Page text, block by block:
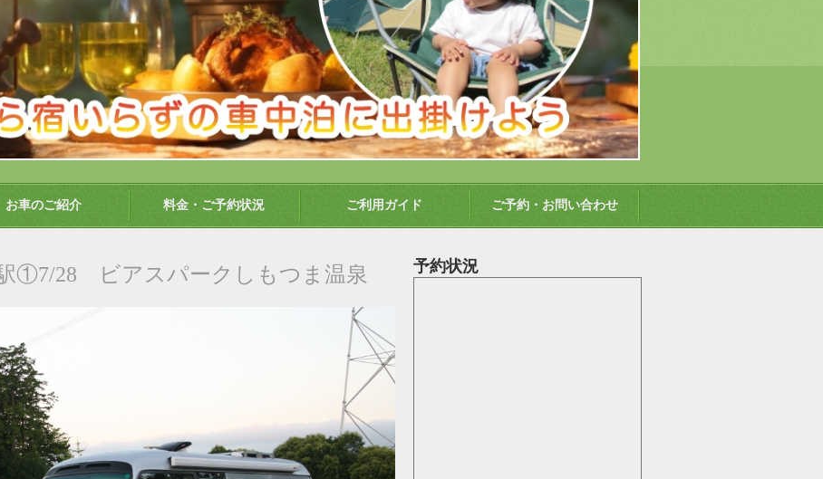
お車のご紹介 料金・ご予約状況 ご利用ガイド ご予約・お問い合わせ
①7/28 ビアスパークしもつま温泉 予約状況